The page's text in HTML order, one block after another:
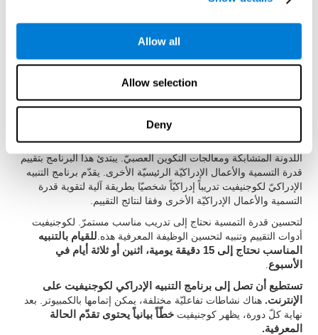
Allow all
Allow selection
Deny
معرفية أخرى.ترتكز تحسين التسمية علىاللدونة الدماغيّة.يتمّ
تقيوة الدماغ والاتصالات العصبية من خلال استخدام الوظائف التي تتعلّق
العمل. عندما نقوّي اتّصالات الكلمات التي بها صعوبات، نستطيع أن
ندخل المخزن المفرداتيّ لنستعيد الكلمة المناسبة أكثر سهولة.
ابتدعبرنامج التنبيه الإدراكيّ لكوجنيفيت فريق الاختصاصيّينبدراسة
اللدونة المتشابكة ومعالجات التكوين العصبيّ. يبتدئ هذا البرنامج بتقييم
قدرة التسمية والأعمال الإدراكيّة الرئيسيّة الأخرى. يقدّم برنامج التنبيه
الإدراكيّ لكوجنيفيت تدريباً إدراكيّاً شخصيّا بطريقة آلية لتقوية قدرة
التسمية والأعمال الإدراكيّة الأخرى وفقا لنتائج التقييم.
لتحسين قدرة التمسية نحتاج إلى تدريب مناسب مستمرّ. لكوجنيفيت
أدوات التقييم وتنبيه لتحسين الوظيفة المعرفية هذه. للقيام بالتنبيه
المناسب نحتاج إلى 15 دقيقة يومية، اثنين أو ثلاثة أيام في
الأسبوع
تستطيع أن تصل إلى برنامج التنبيه الإدراكي لكوجنيفيت على
الإنترنت. هناك نشاطات تفاعليّة مختلفة، يمكن إتمامها بالكمبيوتر. بعد
نهاية كلّ دورة، يظهر كوجنيفيتخطّاً بيانياً يحتوى تقدّم الحالة
المعرفية.